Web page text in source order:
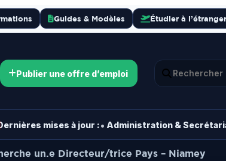
Guides & Modèles Étudier à l’étranger
Publier une offre d’emploi
mises à jour :• Administration &
un.e Directeur/trice Pays – Niamey